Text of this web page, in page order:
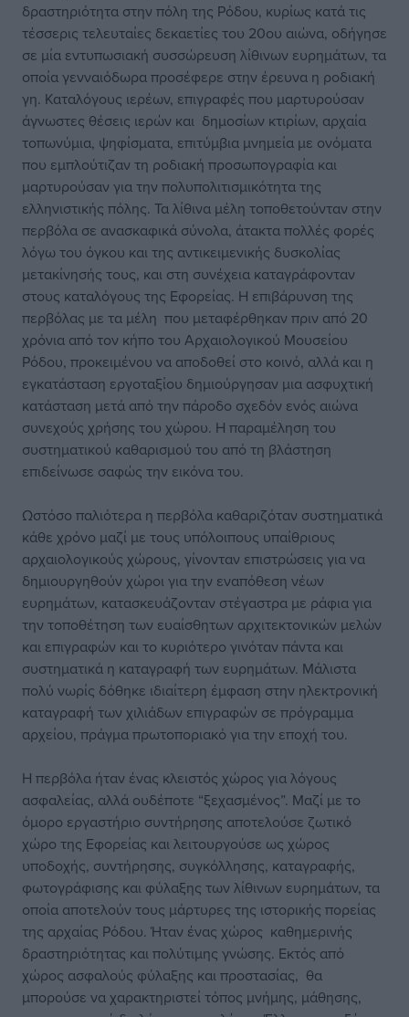
δραστηριότητα στην πόλη της Ρόδου, κυρίως κατά τις
τέσσερις τελευταίες δεκαετίες του 20ου αιώνα, οδήγησε
σε μία εντυπωσιακή συσσώρευση λίθινων ευρημάτων, τα
οποία γενναιόδωρα προσέφερε στην έρευνα η ροδιακή
γη. Καταλόγους ιερέων, επιγραφές που μαρτυρούσαν
άγνωστες θέσεις ιερών και δημοσίων κτιρίων, αρχαία
τοπωνύμια, ψηφίσματα, επιτύμβια μνημεία με ονόματα
που εμπλούτιζαν τη ροδιακή προσωπογραφία και
μαρτυρούσαν για την πολυπολιτισμικότητα της
ελληνιστικής πόλης. Τα λίθινα μέλη τοποθετούνταν στην
περβόλα σε ανασκαφικά σύνολα, άτακτα πολλές φορές
λόγω του όγκου και της αντικειμενικής δυσκολίας
μετακίνησής τους, και στη συνέχεια καταγράφονταν
στους καταλόγους της Εφορείας. Η επιβάρυνση της
περβόλας με τα μέλη που μεταφέρθηκαν πριν από 20
χρόνια από τον κήπο του Αρχαιολογικού Μουσείου
Ρόδου, προκειμένου να αποδοθεί στο κοινό, αλλά και η
εγκατάσταση εργοταξίου δημιούργησαν μια ασφυχτική
κατάσταση μετά από την πάροδο σχεδόν ενός αιώνα
συνεχούς χρήσης του χώρου. Η παραμέληση του
συστηματικού καθαρισμού του από τη βλάστηση
επιδείνωσε σαφώς την εικόνα του.
Ωστόσο παλιότερα η περβόλα καθαριζόταν συστηματικά
κάθε χρόνο μαζί με τους υπόλοιπους υπαίθριους
αρχαιολογικούς χώρους, γίνονταν επιστρώσεις για να
δημιουργηθούν χώροι για την εναπόθεση νέων
ευρημάτων, κατασκευάζονταν στέγαστρα με ράφια για
την τοποθέτηση των ευαίσθητων αρχιτεκτονικών μελών
και επιγραφών και το κυριότερο γινόταν πάντα και
συστηματικά η καταγραφή των ευρημάτων. Μάλιστα
πολύ νωρίς δόθηκε ιδιαίτερη έμφαση στην ηλεκτρονική
καταγραφή των χιλιάδων επιγραφών σε πρόγραμμα
αρχείου, πράγμα πρωτοποριακό για την εποχή του.
Η περβόλα ήταν ένας κλειστός χώρος για λόγους
ασφαλείας, αλλά ουδέποτε “ξεχασμένος”. Μαζί με το
όμορο εργαστήριο συντήρησης αποτελούσε ζωτικό
χώρο της Εφορείας και λειτουργούσε ως χώρος
υποδοχής, συντήρησης, συγκόλλησης, καταγραφής,
φωτογράφισης και φύλαξης των λίθινων ευρημάτων, τα
οποία αποτελούν τους μάρτυρες της ιστορικής πορείας
της αρχαίας Ρόδου. Ήταν ένας χώρος καθημερινής
δραστηριότητας και πολύτιμης γνώσης. Εκτός από
χώρος ασφαλούς φύλαξης και προστασίας, θα
μπορούσε να χαρακτηριστεί τόπος μνήμης, μάθησης,